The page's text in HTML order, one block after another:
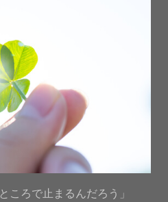
ころで止まるんだろう」